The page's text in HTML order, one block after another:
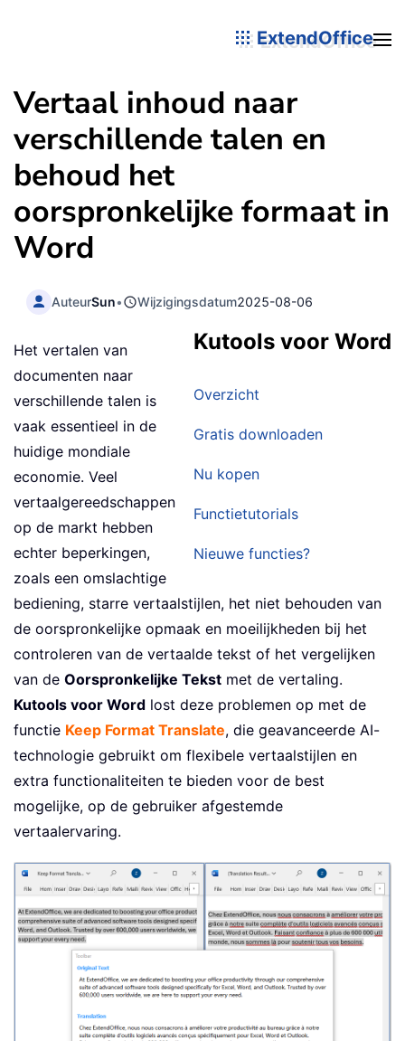
ExtendOffice
Vertaal inhoud naar
verschillende talen en
behoud het
oorspronkelijke formaat in
Word
AuteurSun• Wijzigingsdatum2025-08-06
Kutools voor Word
Overzicht
Gratis downloaden
Nu kopen
Functietutorials
Nieuwe functies?
Het vertalen van
documenten naar
verschillende talen is
vaak essentieel in de
huidige mondiale
economie. Veel
vertaalgereedschappen
op de markt hebben
echter beperkingen,
zoals een omslachtige
bediening, starre vertaalstijlen, het niet behouden van
de oorspronkelijke opmaak en moeilijkheden bij het
controleren van de vertaalde tekst of het vergelijken
van de Oorspronkelijke Tekst met de vertaling.
Kutools voor Word lost deze problemen op met de
functie Keep Format Translate, die geavanceerde AI-
technologie gebruikt om flexibele vertaalstijlen en
extra functionaliteiten te bieden voor de best
mogelijke, op de gebruiker afgestemde
vertaalervaring.